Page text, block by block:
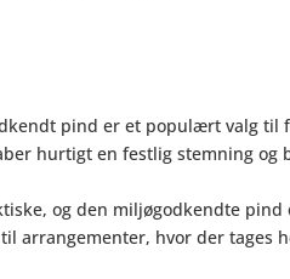
pind er et populært valg til
hurtigt en festlig stemning
og den miljøgodkendte
arrangementer, hvor der tages